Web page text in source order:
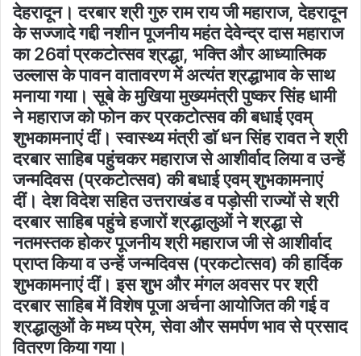
देहरादून। दरबार श्री गुरु राम राय जी महाराज, देहरादून
के सज्जादे गद्दी नशीन पूजनीय महंत देवेन्द्र दास महाराज
का 26वां प्रकटोत्सव श्रद्धा, भक्ति और आध्यात्मिक
उल्लास के पावन वातावरण में अत्यंत श्रद्धाभाव के साथ
मनाया गया। सूबे के मुखिया मुख्यमंत्री पुष्कर सिंह धामी
ने महाराज को फोन कर प्रकटोत्सव की बधाई एवम्
शुभकामनाएं दीं। स्वास्थ्य मंत्री डाॅ धन सिंह रावत ने श्री
दरबार साहिब पहुंचकर महाराज से आशीर्वाद लिया व उन्हें
जन्मदिवस (प्रकटोत्सव) की बधाई एवम् शुभकामनाएं
दीं। देश विदेश सहित उत्तराखंड व पड़ोसी राज्यों से श्री
दरबार साहिब पहुंचे हजारों श्रद्धालुओं ने श्रद्धा से
नतमस्तक होकर पूजनीय श्री महाराज जी से आशीर्वाद
प्राप्त किया व उन्हें जन्मदिवस (प्रकटोत्सव) की हार्दिक
शुभकामनाएं दीं। इस शुभ और मंगल अवसर पर श्री
दरबार साहिब में विशेष पूजा अर्चना आयोजित की गई व
श्रद्धालुओं के मध्य प्रेम, सेवा और समर्पण भाव से प्रसाद
वितरण किया गया।